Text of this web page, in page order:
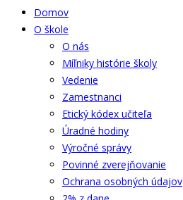
Domov
O škole
O nás
Míľniky histórie školy
Vedenie
Zamestnanci
Etický kódex učiteľa
Úradné hodiny
Výročné správy
Povinné zverejňovanie
Ochrana osobných údajov